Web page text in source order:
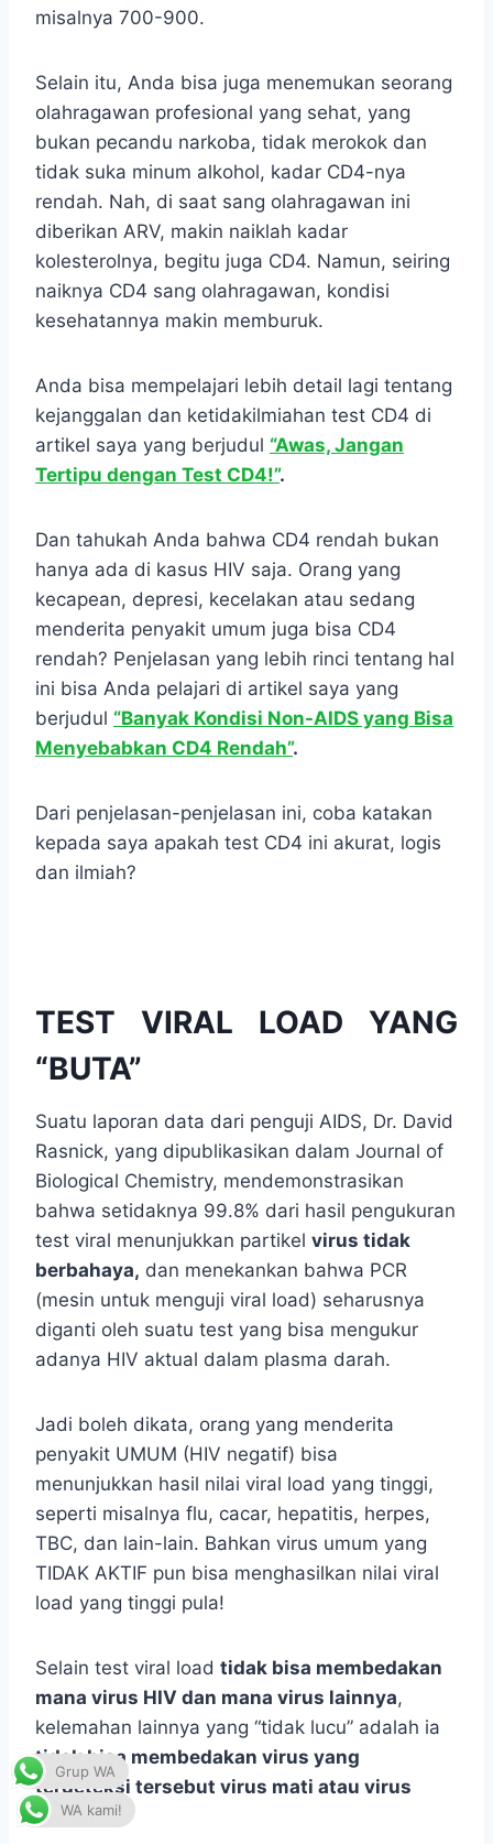
misalnya 700-900.
Selain itu, Anda bisa juga menemukan seorang
olahragawan profesional yang sehat, yang
bukan pecandu narkoba, tidak merokok dan
tidak suka minum alkohol, kadar CD4-nya
rendah. Nah, di saat sang olahragawan ini
diberikan ARV, makin naiklah kadar
kolesterolnya, begitu juga CD4. Namun, seiring
naiknya CD4 sang olahragawan, kondisi
kesehatannya makin memburuk.
Anda bisa mempelajari lebih detail lagi tentang
kejanggalan dan ketidakilmiahan test CD4 di
artikel saya yang berjudul “Awas, Jangan
Tertipu dengan Test CD4!”.
Dan tahukah Anda bahwa CD4 rendah bukan
hanya ada di kasus HIV saja. Orang yang
kecapean, depresi, kecelakan atau sedang
menderita penyakit umum juga bisa CD4
rendah? Penjelasan yang lebih rinci tentang hal
ini bisa Anda pelajari di artikel saya yang
berjudul “Banyak Kondisi Non-AIDS yang Bisa
Menyebabkan CD4 Rendah”.
Dari penjelasan-penjelasan ini, coba katakan
kepada saya apakah test CD4 ini akurat, logis
dan ilmiah?
TEST VIRAL LOAD YANG
“BUTA”
Suatu laporan data dari penguji AIDS, Dr. David
Rasnick, yang dipublikasikan dalam Journal of
Biological Chemistry, mendemonstrasikan
bahwa setidaknya 99.8% dari hasil pengukuran
test viral menunjukkan partikel virus tidak
berbahaya, dan menekankan bahwa PCR
(mesin untuk menguji viral load) seharusnya
diganti oleh suatu test yang bisa mengukur
adanya HIV aktual dalam plasma darah.
Jadi boleh dikata, orang yang menderita
penyakit UMUM (HIV negatif) bisa
menunjukkan hasil nilai viral load yang tinggi,
seperti misalnya flu, cacar, hepatitis, herpes,
TBC, dan lain-lain. Bahkan virus umum yang
TIDAK AKTIF pun bisa menghasilkan nilai viral
load yang tinggi pula!
Selain test viral load tidak bisa membedakan
mana virus HIV dan mana virus lainnya,
kelemahan lainnya yang “tidak lucu” adalah ia
tidak bisa membedakan virus yang
terdeteksi tersebut virus mati atau virus
hidup!
WA kami!
Grup WA